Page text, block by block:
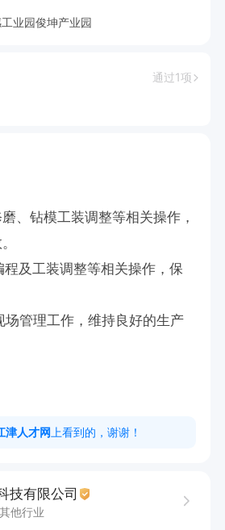
业园俊坤产业园
通过1项
、钻模工装调整等相关操作，
及工装调整等相关操作，保
管理工作，维持良好的生产
以上，需为熟练工，具备丰富实
津人才网 上看到的，谢谢！
技有限公司
其他行业